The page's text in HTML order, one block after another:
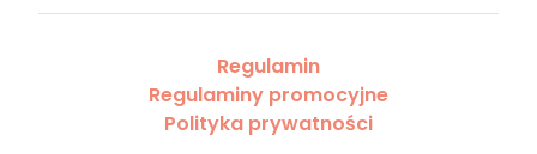
Regulamin
Regulaminy promocyjne
Polityka prywatności